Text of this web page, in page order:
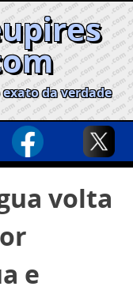
da verdade
volta
e